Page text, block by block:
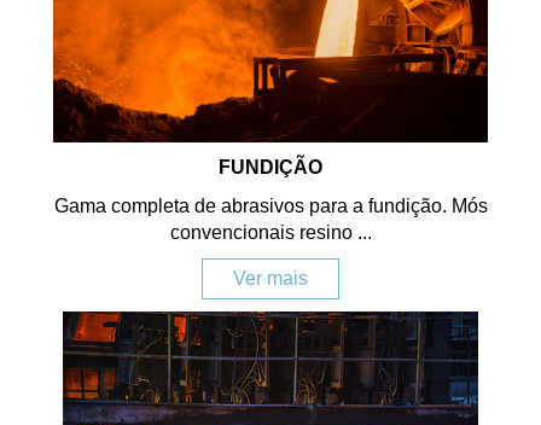
FUNDIÇÃO
Gama completa de abrasivos para a fundição. Mós
convencionais resino ...
Ver mais